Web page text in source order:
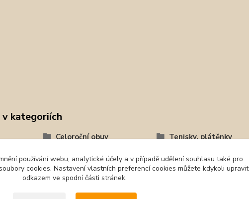
v kategoriích
Celoroční obuv Tenisky, plátěnky
používání webu, analytické účely a v případě udělení souhlasu také pro
cookies. Nastavení vlastních preferencí cookies můžete kdykoli upravit
odkazem ve spodní části stránek.